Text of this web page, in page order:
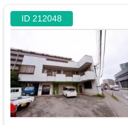
ID 212048